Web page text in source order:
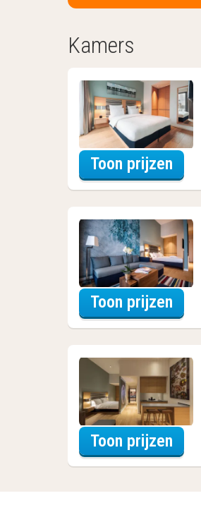
Kamers
Toon prijzen
Toon prijzen
Toon prijzen